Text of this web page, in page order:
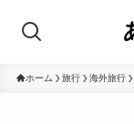
ホーム 旅行 海外旅行